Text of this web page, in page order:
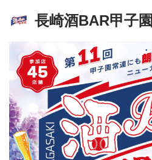
テ
ツ
へ
ス
キ
長崎酒BAR甲子園